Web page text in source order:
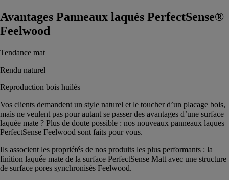
Avantages Panneaux laqués PerfectSense®
Feelwood
Tendance mat
Rendu naturel
Reproduction bois huilés
Vos clients demandent un style naturel et le toucher d’un placage bois,
mais ne veulent pas pour autant se passer des avantages d’une surface
laquée mate ? Plus de doute possible : nos nouveaux panneaux laques
PerfectSense Feelwood sont faits pour vous.
Ils associent les propriétés de nos produits les plus performants : la
finition laquée mate de la surface PerfectSense Matt avec une structure
de surface pores synchronisés Feelwood.